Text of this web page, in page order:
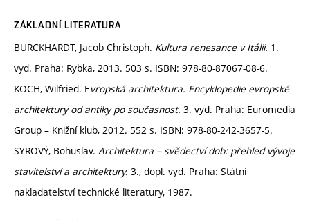
ZÁKLADNÍ LITERATURA
BURCKHARDT, Jacob Christoph. Kultura renesance v Itálii. 1.
vyd. Praha: Rybka, 2013. 503 s. ISBN: 978-80-87067-08-6.
KOCH, Wilfried. Evropská architektura. Encyklopedie evropské
architektury od antiky po současnost. 3. vyd. Praha: Euromedia
Group – Knižní klub, 2012. 552 s. ISBN: 978-80-242-3657-5.
SYROVÝ, Bohuslav. Architektura – svědectví dob: přehled vývoje
stavitelství a architektury. 3., dopl. vyd. Praha: Státní
nakladatelství technické literatury, 1987.